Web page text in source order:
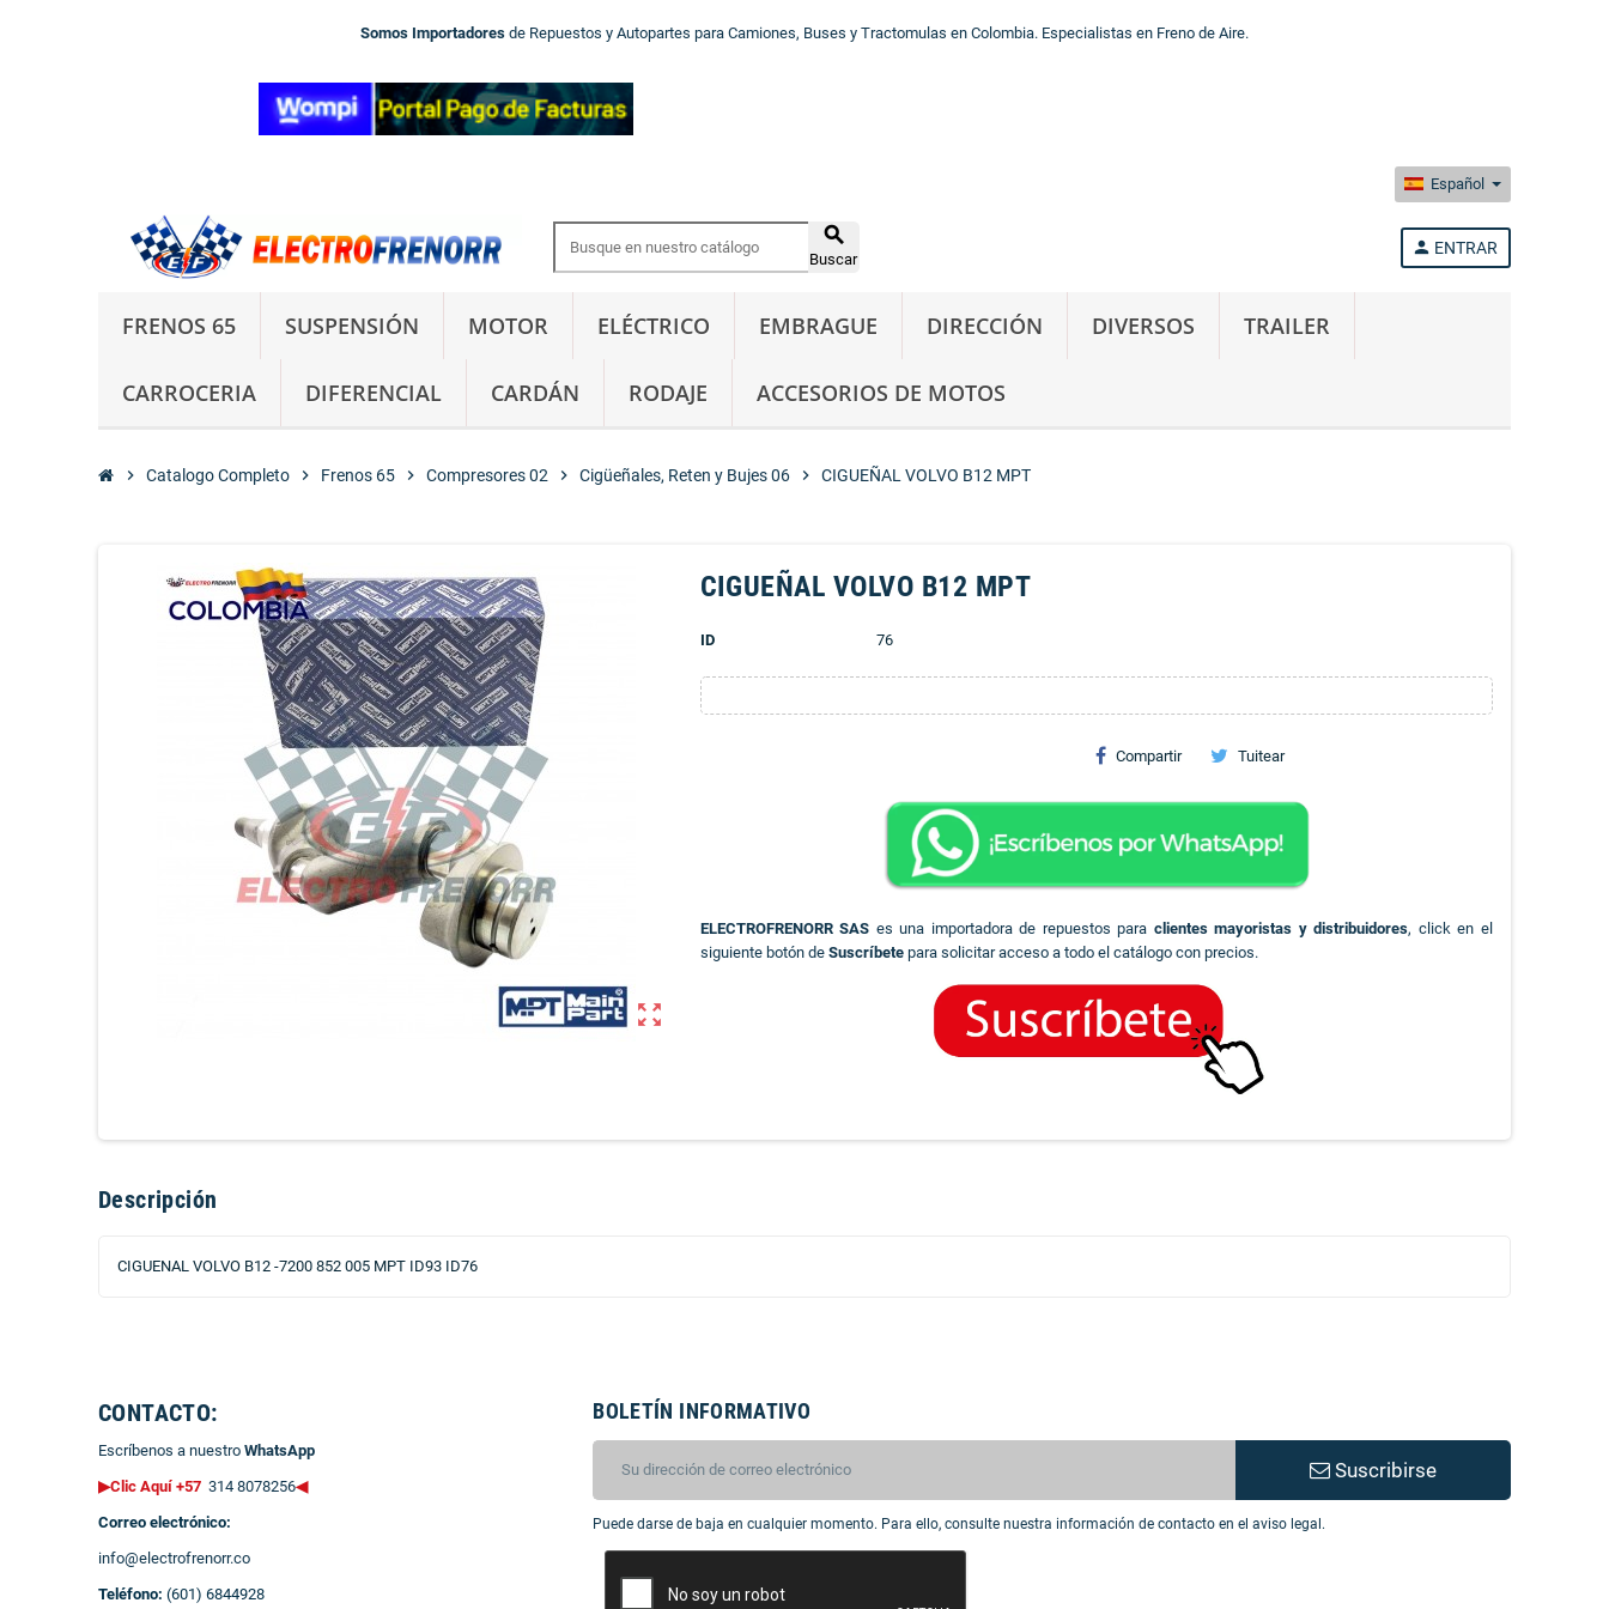
Somos Importadores de Repuestos y Autopartes para Camiones, Buses y Tractomulas en Colombia. Especialistas en Freno de Aire.
Español

Buscar
person ENTRAR
FRENOS 65 SUSPENSIÓN MOTOR ELÉCTRICO EMBRAGUE DIRECCIÓN DIVERSOS TRAILER
CARROCERIA DIFERENCIAL CARDÁN RODAJE ACCESORIOS DE MOTOS
chevron_right Catalogo Completo chevron_right Frenos 65 chevron_right Compresores 02 chevron_right Cigüeñales, Reten y Bujes 06 chevron_right CIGUEÑAL VOLVO B12 MPT
zoom_out_map
CIGUEÑAL VOLVO B12 MPT
ID 76
Compartir Tuitear
ELECTROFRENORR SAS es una importadora de repuestos para clientes mayoristas y distribuidores, click en el
siguiente botón de Suscríbetepara solicitar acceso a todo el catálogo con precios.
Descripción
CIGUENAL VOLVO B12 -7200 852 005 MPT ID93 ID76
CONTACTO:
Escríbenos a nuestro WhatsApp
▶Clic Aquí +57 314 8078256◀
Correo electrónico:
info@electrofrenorr.co
Teléfono: (601) 6844928
BOLETÍN INFORMATIVO
Suscribirse
Puede darse de baja en cualquier momento. Para ello, consulte nuestra información de contacto en el aviso legal.